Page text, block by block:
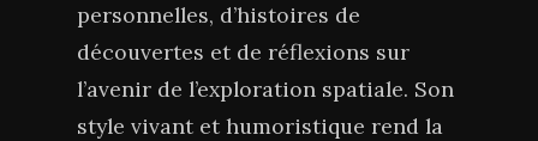
personnelles, d’histoires de
découvertes et de réflexions sur
l’avenir de l’exploration spatiale. Son
style vivant et humoristique rend la